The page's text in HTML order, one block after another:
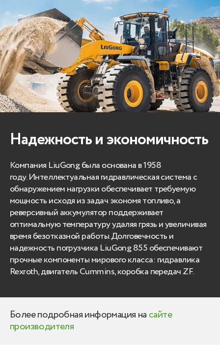
Надежность и экономичность
Компания LiuGong была основана в 1958
году. Интеллектуальная гидравлическая система с
обнаружением нагрузки обеспечивает требуемую
мощность исходя из задач экономя топливо, а
реверсивный аккумулятор поддерживает
оптимальную температуру удаляя грязь и увеличивая
время безотказной работы.Долговечность и
надежность погрузчика LiuGong 855 обеспечивают
прочные компоненты мирового класса: гидравлика
Rexroth, двигатель Cummins, коробка передач ZF.
Более подробная информация на сайте
производителя